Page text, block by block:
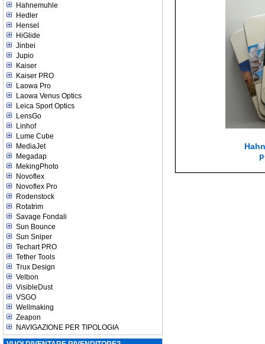
Hahnemuhle
Hedler
Hensel
HiGlide
Jinbei
Jupio
Kaiser
Kaiser PRO
Laowa Pro
Laowa Venus Optics
Leica Sport Optics
LensGo
Linhof
Lume Cube
MediaJet
Megadap
MekingPhoto
Novoflex
Novoflex Pro
Rodenstock
Rotatrim
Savage Fondali
Sun Bounce
Sun Sniper
Techart PRO
Tether Tools
Trux Design
Velbon
VisibleDust
VSGO
Wellmaking
Zeapon
NAVIGAZIONE PER TIPOLOGIA